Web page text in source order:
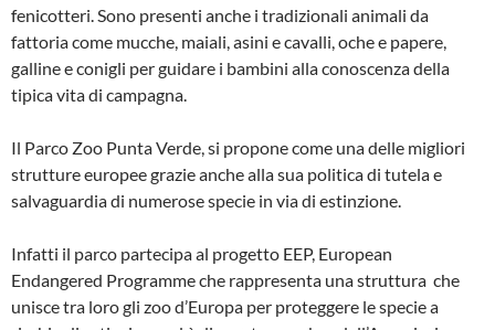
fenicotteri. Sono presenti anche i tradizionali animali da
fattoria come mucche, maiali, asini e cavalli, oche e papere,
galline e conigli per guidare i bambini alla conoscenza della
tipica vita di campagna.
Il Parco Zoo Punta Verde, si propone come una delle migliori
strutture europee grazie anche alla sua politica di tutela e
salvaguardia di numerose specie in via di estinzione.
Infatti il parco partecipa al progetto EEP, European
Endangered Programme che rappresenta una struttura che
unisce tra loro gli zoo d’Europa per proteggere le specie a